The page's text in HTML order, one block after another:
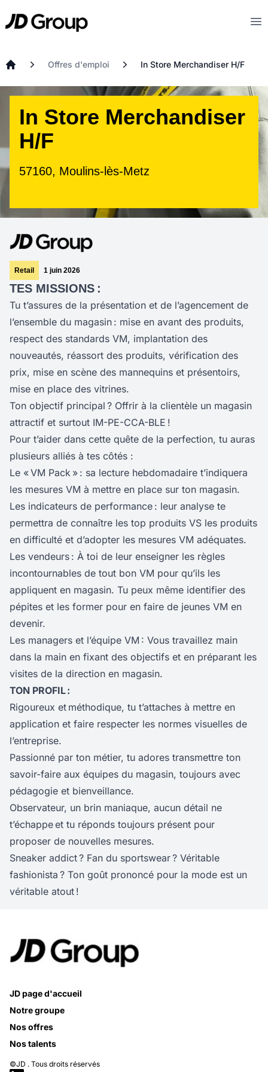
JD
Offres d'emploi In Store Merchandiser H/F
In Store Merchandiser
H/F
57160, Moulins-lès-Metz
Retail 1 juin 2026
TES MISSIONS :
Tu t’assures de la présentation et de l’agencement de
l’ensemble du magasin : mise en avant des produits,
respect des standards VM, implantation des
nouveautés, réassort des produits, vérification des
prix, mise en scène des mannequins et présentoirs,
mise en place des vitrines.
Ton objectif principal ? Offrir à la clientèle un magasin
attractif et surtout IM-PE-CCA-BLE !
Pour t’aider dans cette quête de la perfection, tu auras
plusieurs alliés à tes côtés :
Le « VM Pack » : sa lecture hebdomadaire t’indiquera
les mesures VM à mettre en place sur ton magasin.
Les indicateurs de performance : leur analyse te
permettra de connaître les top produits VS les produits
en difficulté et d’adopter les mesures VM adéquates.
Les vendeurs : À toi de leur enseigner les règles
incontournables de tout bon VM pour qu’ils les
appliquent en magasin. Tu peux même identifier des
pépites et les former pour en faire de jeunes VM en
devenir.
Les managers et l’équipe VM : Vous travaillez main
dans la main en fixant des objectifs et en préparant les
visites de la direction en magasin.
TON PROFIL :
Rigoureux et méthodique, tu t’attaches à mettre en
application et faire respecter les normes visuelles de
l’entreprise.
Passionné par ton métier, tu adores transmettre ton
savoir-faire aux équipes du magasin, toujours avec
pédagogie et bienveillance.
Observateur, un brin maniaque, aucun détail ne
t’échappe et tu réponds toujours présent pour
proposer de nouvelles mesures.
Sneaker addict ? Fan du sportswear ? Véritable
fashionista ? Ton goût prononcé pour la mode est un
véritable atout !
JD page d'accueil
Notre groupe
Nos offres
Nos talents
©JD . Tous droits réservés